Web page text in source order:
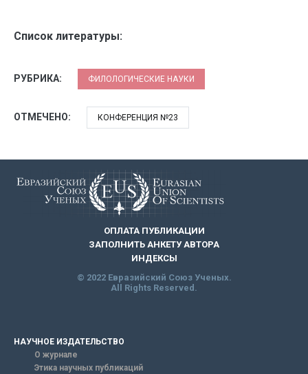
Список литературы:
РУБРИКА: ФИЛОЛОГИЧЕСКИЕ НАУКИ
ОТМЕЧЕНО: КОНФЕРЕНЦИЯ №23
ОПЛАТА ПУБЛИКАЦИИ
ЗАПОЛНИТЬ АНКЕТУ АВТОРА
ИНДЕКСЫ
© 2022 Евразийский Союз Ученых.
All Rights Reserved.
НАУЧНОЕ ИЗДАТЕЛЬСТВО
О журнале
Этика научных публикаций